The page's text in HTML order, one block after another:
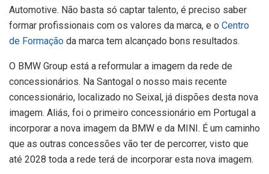
Automotive. Não basta só captar talento, é preciso saber
formar profissionais com os valores da marca, e o Centro
de Formação da marca tem alcançado bons resultados.
O BMW Group está a reformular a imagem da rede de
concessionários. Na Santogal o nosso mais recente
concessionário, localizado no Seixal, já dispões desta nova
imagem. Aliás, foi o primeiro concessionário em Portugal a
incorporar a nova imagem da BMW e da MINI. É um caminho
que as outras concessões vão ter de percorrer, visto que
até 2028 toda a rede terá de incorporar esta nova imagem.